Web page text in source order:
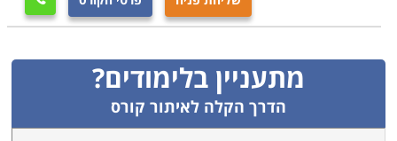
מתעניין בלימודים?
הדרך הקלה לאיתור קורס